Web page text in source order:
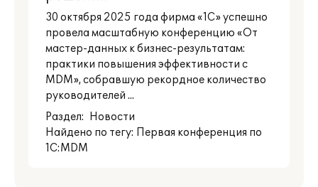
30 октября 2025 года фирма «1С» успешно
провела масштабную конференцию «От
мастер-данных к бизнес-результатам:
практики повышения эффективности с
MDM», собравшую рекордное количество
руководителей ...
Раздел:
Новости
Найдено по тегу: Первая конференция по
1С:MDM